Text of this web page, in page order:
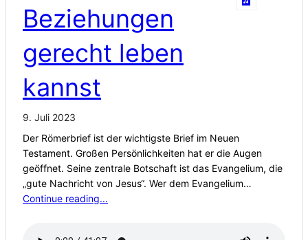
Beziehungen
gerecht leben
kannst
9. Juli 2023
Der Römerbrief ist der wichtigste Brief im Neuen
Testament. Großen Persönlichkeiten hat er die Augen
geöffnet. Seine zentrale Botschaft ist das Evangelium, die
„gute Nachricht von Jesus“. Wer dem Evangelium…
Continue reading...